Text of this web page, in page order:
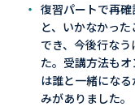
復習パートで再
と、いかなかっ
でき、今後行な
た。受講方法も
は誰と一緒にな
みがありました。